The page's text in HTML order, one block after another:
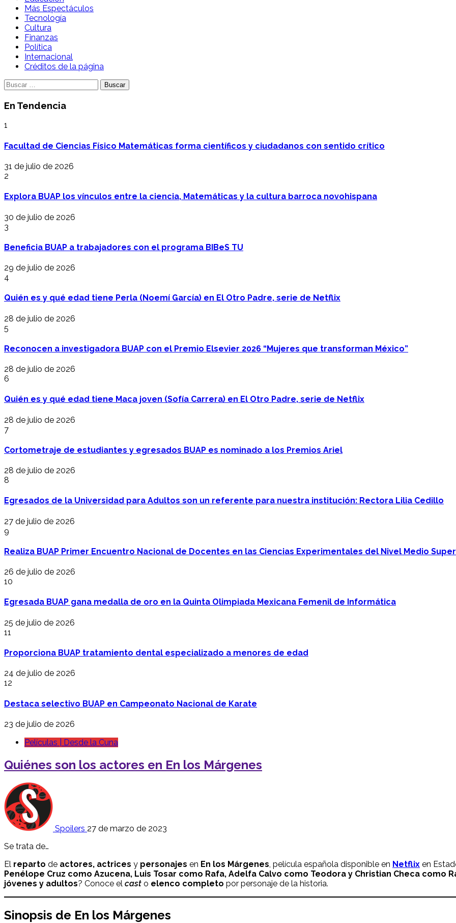
Más Espectáculos
Tecnología
Cultura
Finanzas
Política
Internacional
Créditos de la página
Buscar:
En Tendencia
1
Facultad de Ciencias Físico Matemáticas forma científicos y ciudadanos con sentido crítico
31 de julio de 2026
2
Explora BUAP los vínculos entre la ciencia, Matemáticas y la cultura barroca novohispana
30 de julio de 2026
3
Beneficia BUAP a trabajadores con el programa BIBeS TU
29 de julio de 2026
4
Quién es y qué edad tiene Perla (Noemí García) en El Otro Padre, serie de Netflix
28 de julio de 2026
5
Reconocen a investigadora BUAP con el Premio Elsevier 2026 “Mujeres que transforman México”
28 de julio de 2026
6
Quién es y qué edad tiene Maca joven (Sofía Carrera) en El Otro Padre, serie de Netflix
28 de julio de 2026
7
Cortometraje de estudiantes y egresados BUAP es nominado a los Premios Ariel
28 de julio de 2026
8
Egresados de la Universidad para Adultos son un referente para nuestra institución: Rectora Lilia Cedillo
27 de julio de 2026
9
Realiza BUAP Primer Encuentro Nacional de Docentes en las Ciencias Experimentales del Nivel Medio
26 de julio de 2026
10
Egresada BUAP gana medalla de oro en la Quinta Olimpiada Mexicana Femenil de Informática
25 de julio de 2026
11
Proporciona BUAP tratamiento dental especializado a menores de edad
24 de julio de 2026
12
Destaca selectivo BUAP en Campeonato Nacional de Karate
23 de julio de 2026
Películas | Desde la Cuna
Quiénes son los actores en En los Márgenes
Spoilers 27 de marzo de 2023
Se trata de…
El reparto de actores, actrices y personajes en En los Márgenes , película española disponible en Netflix en
Penélope Cruz como Azucena, Luis Tosar como Rafa, Adelfa Calvo como Teodora y Christian Checa como
jóvenes y adultos? Conoce el cast o elenco completo por personaje de la historia.
Sinopsis de En los Márgenes